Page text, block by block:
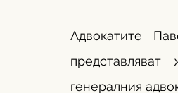
Адвокатите
генералния